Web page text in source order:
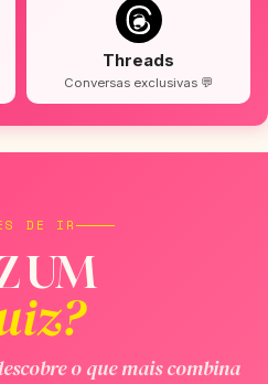
Threads
Conversas exclusivas 💬
DE IR
UM
o que mais combina